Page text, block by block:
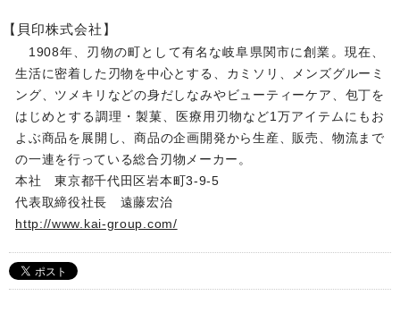
【貝印株式会社】
1908年、刃物の町として有名な岐阜県関市に創業。現在、
生活に密着した刃物を中心とする、カミソリ、メンズグルーミ
ング、ツメキリなどの身だしなみやビューティーケア、包丁を
はじめとする調理・製菓、医療用刃物など1万アイテムにもお
よぶ商品を展開し、商品の企画開発から生産、販売、物流まで
の一連を行っている総合刃物メーカー。
本社 東京都千代田区岩本町3-9-5
代表取締役社長 遠藤宏治
http://www.kai-group.com/